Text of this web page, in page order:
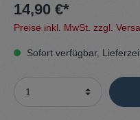
14,90 €*
Preise inkl. MwSt. zzgl.
Sofort verfügbar,